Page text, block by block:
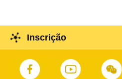
Inscrição